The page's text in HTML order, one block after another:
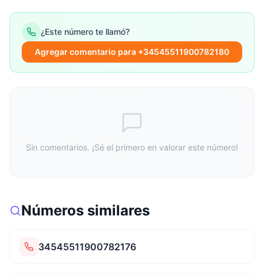
¿Este número te llamó?
Agregar comentario para +34545511900782180
Sin comentarios. ¡Sé el primero en valorar este número!
Números similares
34545511900782176